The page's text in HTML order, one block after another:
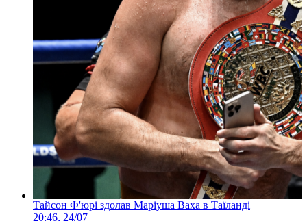
Тайсон Ф'юрі здолав Маріуша Ваха в Таїланді
20:46, 24/07